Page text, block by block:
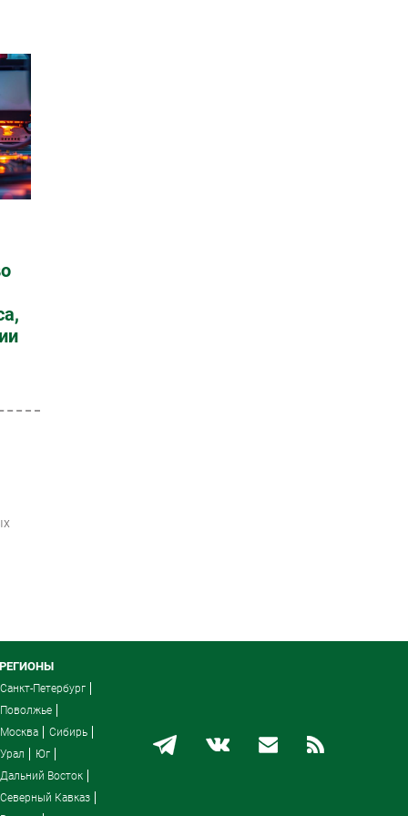
РЕГИОНЫ
Санкт-Петербург
Поволжье
Москва
Сибирь
Урал
Юг
Дальний Восток
Северный Кавказ